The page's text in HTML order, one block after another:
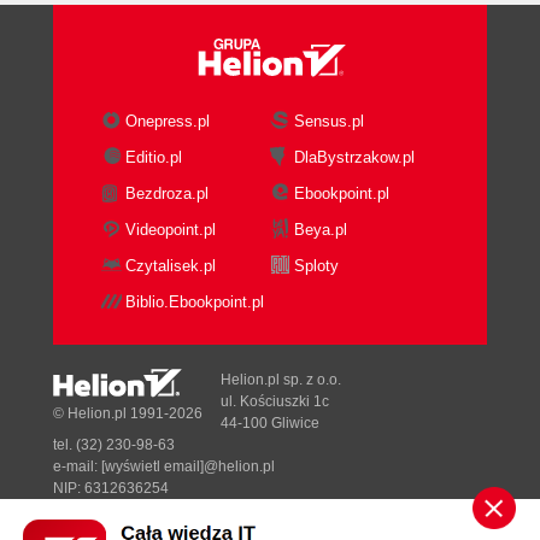
Typ danych NUMBER (90)
Wartości logiczne (93)
Data i czas (94)
Referencje (97)
LOB (98)
Używanie zmiennych (98)
%TYPE (99)
Zasięg zmiennych (100)
Wiązanie zmiennych (102)
Ukrywanie kodu (105)
Wyrażenia (107)
Operator przypisania (108)
Operator łączenia (109)
Kontrolowanie przepływu programu (110)
Onepress.pl
Sensus.pl
Editio.pl
DlaBystrzakow.pl
Bezdroza.pl
Ebookpoint.pl
Videopoint.pl
Beya.pl
Czytalisek.pl
Sploty
Biblio.Ebookpoint.pl
© Helion.pl 1991-2026
Helion.pl sp. z o.o.
ul. Kościuszki 1c
44-100 Gliwice
tel. (32) 230-98-63
e-mail: [wyświetl email]@helion.pl
NIP: 6312636254